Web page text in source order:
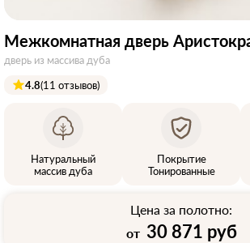
Межкомнатная дверь
дверь из массива дуба
4.8(11 отзывов)
Натуральный
массив дуба
Покрытие
Тонированные
Цена за полотно:
от 30 871 руб